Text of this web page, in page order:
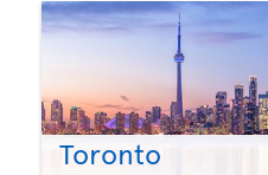
Toronto